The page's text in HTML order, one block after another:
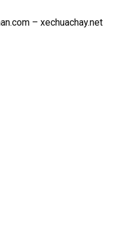
– xechuachay.net